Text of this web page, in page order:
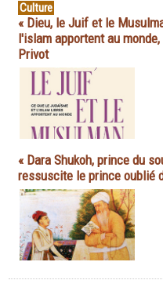
Culture
« Dieu, le Juif et le
l'islam apportent au
Privot
« Dara Shukoh, prince du
ressuscite le prince oublié